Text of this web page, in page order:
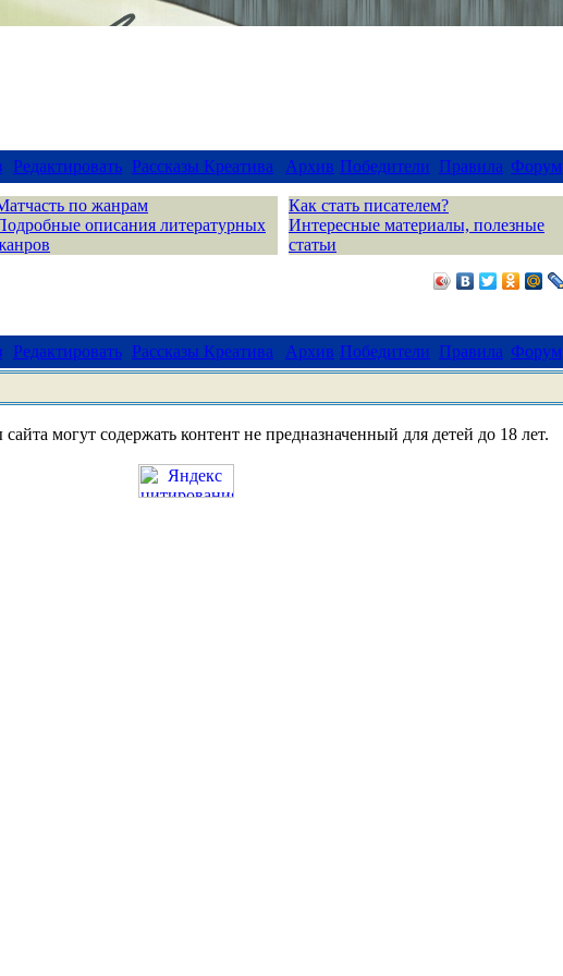
Редактировать Рассказы Креатива Архив Победители Правила Форум
по жанрам
описания литературных
Как стать писателем?
Интересные материалы, полезные
статьи
Редактировать Рассказы Креатива Архив Победители Правила Форум
могут содержать контент не предназначенный для детей до 18 лет.